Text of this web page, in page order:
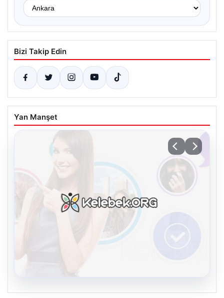
Bizi Takip Edin
Yan Manşet